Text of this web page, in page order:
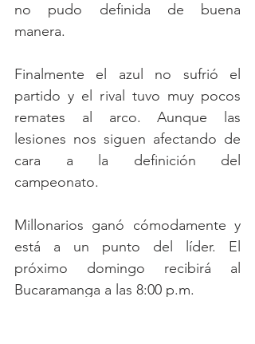
no pudo definida de buena
manera.
Finalmente el azul no sufrió el
partido y el rival tuvo muy pocos
remates al arco. Aunque las
lesiones nos siguen afectando de
cara a la definición del
campeonato.
Millonarios ganó cómodamente y
está a un punto del líder. El
próximo domingo recibirá al
Bucaramanga a las 8:00 p.m.